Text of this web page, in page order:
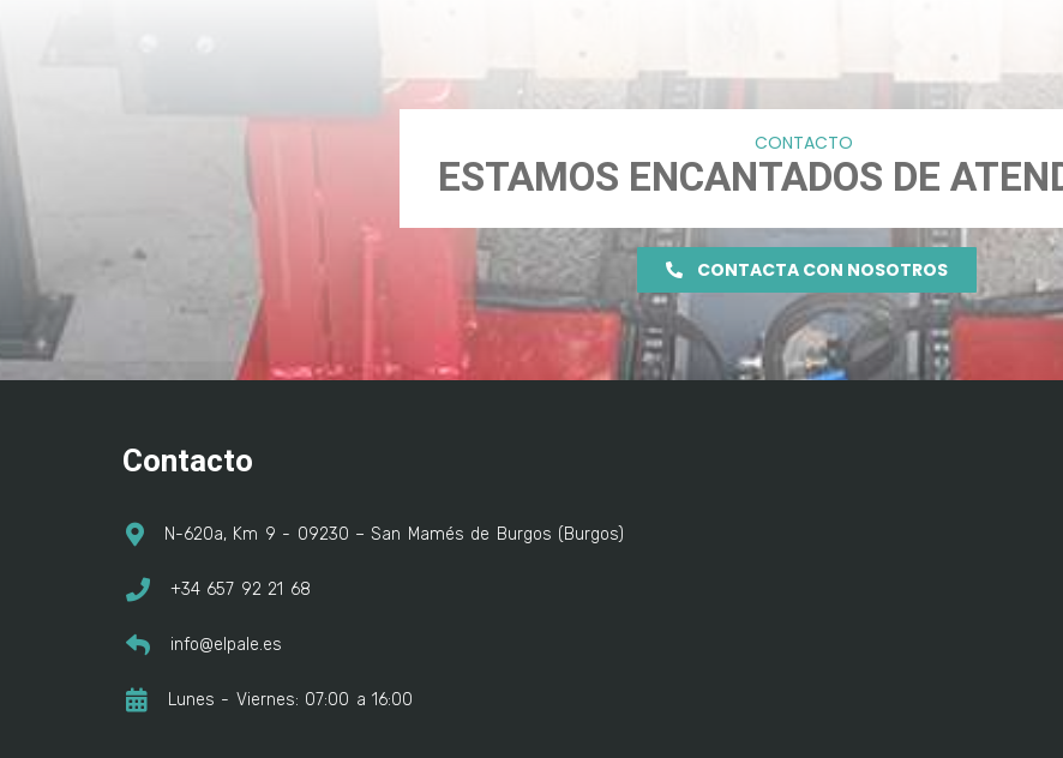
CONTACTO
ESTAMOS ENCANTADOS DE
CONTACTA CON NOSOTROS
Contacto
N-620a, Km 9 - 09230 – San Mamés de Burgos (Burgos)
+34 657 92 21 68
info@elpale.es
Lunes - Viernes: 07:00 a 16:00